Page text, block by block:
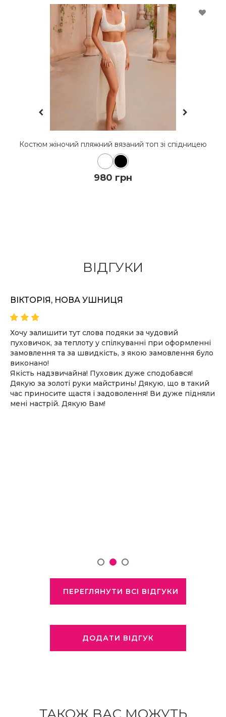
ПОДРОБИЦI
Костюм жіночий пляжний вязаний топ зі спідницею
980 грн
ВІДГУКИ
ВІКТОРІЯ, НОВА УШНИЦЯ
Хочу залишити тут слова подяки за чудовий
пуховичок, за теплоту у спілкуванні при оформленні
замовлення та за швидкість, з якою замовлення було
виконано!
Якість надзвичайна! Пуховик дуже сподобався!
Дякую за золоті руки майстринь! Дякую, що в такий
час приносите щастя і задоволення! Ви дуже підняли
мені настрій. Дякую Вам!
ПЕРЕГЛЯНУТИ ВСІ ВІДГУКИ
ДОДАТИ ВІДГУК